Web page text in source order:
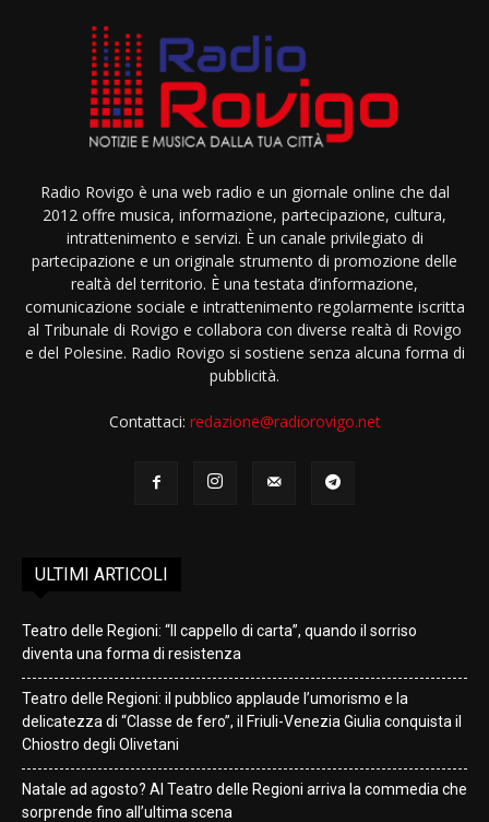
Radio Rovigo è una web radio e un giornale online che dal
2012 offre musica, informazione, partecipazione, cultura,
intrattenimento e servizi. È un canale privilegiato di
partecipazione e un originale strumento di promozione delle
realtà del territorio. È una testata d’informazione,
comunicazione sociale e intrattenimento regolarmente iscritta
al Tribunale di Rovigo e collabora con diverse realtà di Rovigo
e del Polesine. Radio Rovigo si sostiene senza alcuna forma di
pubblicità.
Contattaci: redazione@radiorovigo.net
ULTIMI ARTICOLI
Teatro delle Regioni: “Il cappello di carta”, quando il sorriso
diventa una forma di resistenza
Teatro delle Regioni: il pubblico applaude l’umorismo e la
delicatezza di “Classe de fero”, il Friuli-Venezia Giulia conquista il
Chiostro degli Olivetani
Natale ad agosto? Al Teatro delle Regioni arriva la commedia che
sorprende fino all’ultima scena